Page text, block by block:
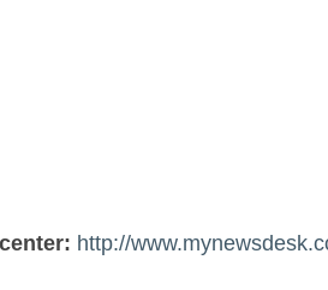
http://